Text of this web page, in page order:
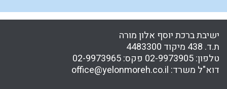
ישיבת ברכת יוסף אלון מורה
ת.ד. 438 מיקוד 4483300
טלפון:02-9973905 פקס:02-9973965
דוא"ל משרד: office@yelonmoreh.co.il